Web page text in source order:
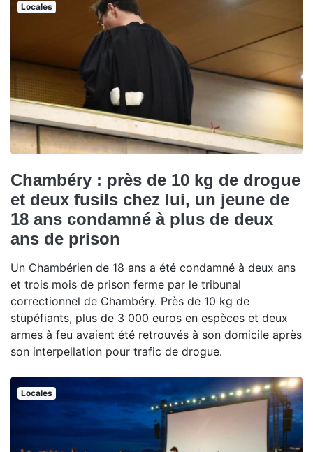
Locales
Chambéry : près de 10 kg de drogue
et deux fusils chez lui, un jeune de
18 ans condamné à plus de deux
ans de prison
Un Chambérien de 18 ans a été condamné à deux ans
et trois mois de prison ferme par le tribunal
correctionnel de Chambéry. Près de 10 kg de
stupéfiants, plus de 3 000 euros en espèces et deux
armes à feu avaient été retrouvés à son domicile après
son interpellation pour trafic de drogue.
Locales